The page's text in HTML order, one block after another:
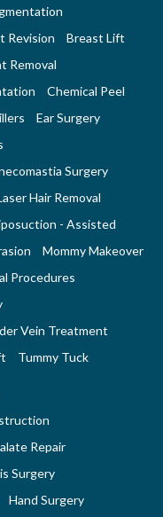
Revision
Breast Lift
Removal
Chemical Peel
Ear Surgery
Surgery
Hair Removal
- Assisted
Mommy Makeover
Procedures
Vein Treatment
Tummy Tuck
Repair
Surgery
Hand Surgery